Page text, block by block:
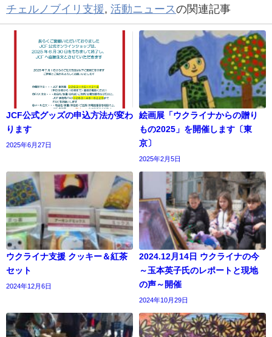
チェルノブイリ支援, 活動ニュースの関連記事
JCF公式グッズの申込方法が変わ
ります
2025年6月27日
絵画展「ウクライナからの贈り
もの2025」を開催します〔東
京〕
2025年2月5日
ウクライナ支援 クッキー＆紅茶
セット
2024年12月6日
2024.12月14日 ウクライナの今
～玉本英子氏のレポートと現地
の声～開催
2024年10月29日